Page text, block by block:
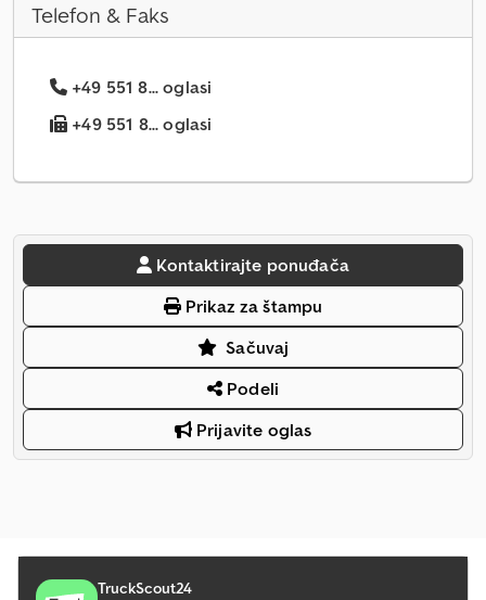
Telefon & Faks
+49 551 8... oglasi
+49 551 8... oglasi
Kontaktirajte ponuđača
Prikaz za štampu
Sačuvaj
Podeli
Prijavite oglas
TruckScout24